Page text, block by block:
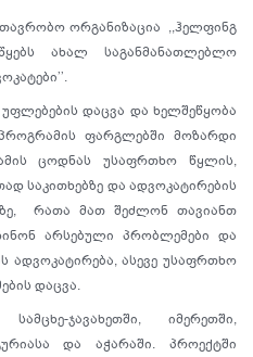
ორგანიზაცია ,,ჰელფინგ
ახალ საგანმანათლებლო
დაცვა და ხელშეწყობა
ფარგლებში მოზარდი
ცოდნას უსაფრთხო წყლის,
საკითხებზე და ადვოკატირების
რათა მათ შეძლონ თავიანთ
არსებული პრობლემები და
ადვოკატირება, ასევე უსაფრთხო
დაცვა.
ჯავახეთში, იმერეთში,
და აჭარაში. პროექტში